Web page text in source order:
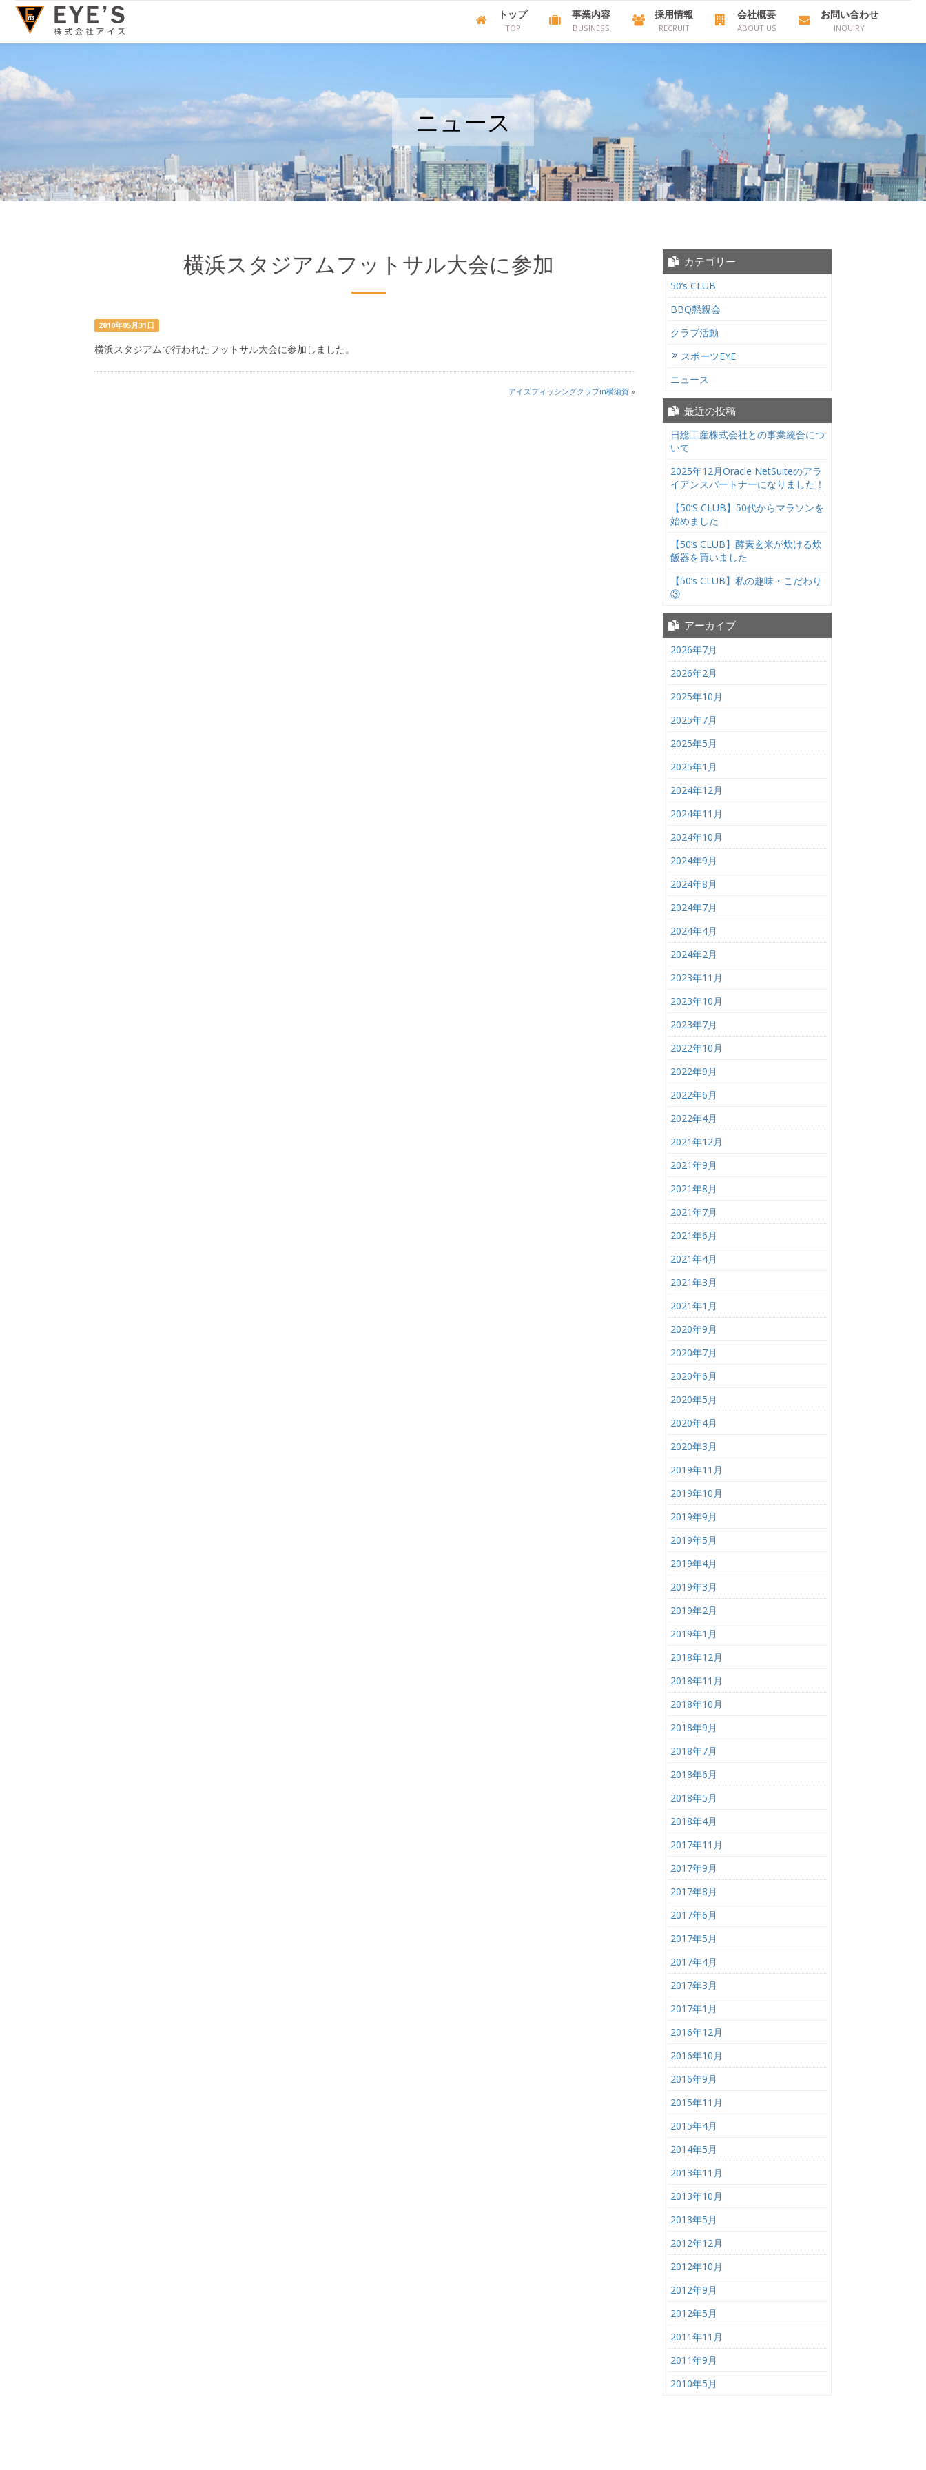
トップ
TOP
事業内容
BUSINESS
採用情報
RECRUIT
会社概要
ABOUT US
お問い合わせ
INQUIRY
ニュース
横浜スタジアムフットサル大会に参加
2010年05月31日
横浜スタジアムで行われたフットサル大会に参加しました。
アイズフィッシングクラブin横須賀 »
カテゴリー
50’s CLUB
BBQ懇親会
クラブ活動
スポーツEYE
ニュース
最近の投稿
日総工産株式会社との事業統合につ
いて
2025年12月Oracle NetSuiteのアラ
イアンスパートナーになりました！
【50’S CLUB】50代からマラソンを
始めました
【50’s CLUB】酵素玄米が炊ける炊
飯器を買いました
【50’s CLUB】私の趣味・こだわり
③
アーカイブ
2026年7月
2026年2月
2025年10月
2025年7月
2025年5月
2025年1月
2024年12月
2024年11月
2024年10月
2024年9月
2024年8月
2024年7月
2024年4月
2024年2月
2023年11月
2023年10月
2023年7月
2022年10月
2022年9月
2022年6月
2022年4月
2021年12月
2021年9月
2021年8月
2021年7月
2021年6月
2021年4月
2021年3月
2021年1月
2020年9月
2020年7月
2020年6月
2020年5月
2020年4月
2020年3月
2019年11月
2019年10月
2019年9月
2019年5月
2019年4月
2019年3月
2019年2月
2019年1月
2018年12月
2018年11月
2018年10月
2018年9月
2018年7月
2018年6月
2018年5月
2018年4月
2017年11月
2017年9月
2017年8月
2017年6月
2017年5月
2017年4月
2017年3月
2017年1月
2016年12月
2016年10月
2016年9月
2015年11月
2015年4月
2014年5月
2013年11月
2013年10月
2013年5月
2012年12月
2012年10月
2012年9月
2012年5月
2011年11月
2011年9月
2010年5月